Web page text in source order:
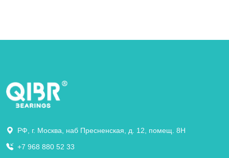
РФ, г. Москва, наб Пресненская, д. 12, помещ. 8Н
+7 968 880 52 33